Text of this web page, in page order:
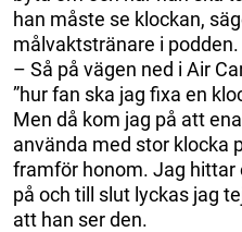
han måste se klockan,
målvaktstränare i podden.
– Så på vägen ned i Air
”hur fan ska jag fixa en
Men då kom jag på att
använda med stor klocka
framför honom. Jag hittar
på och till slut lyckas jag
att han ser den.